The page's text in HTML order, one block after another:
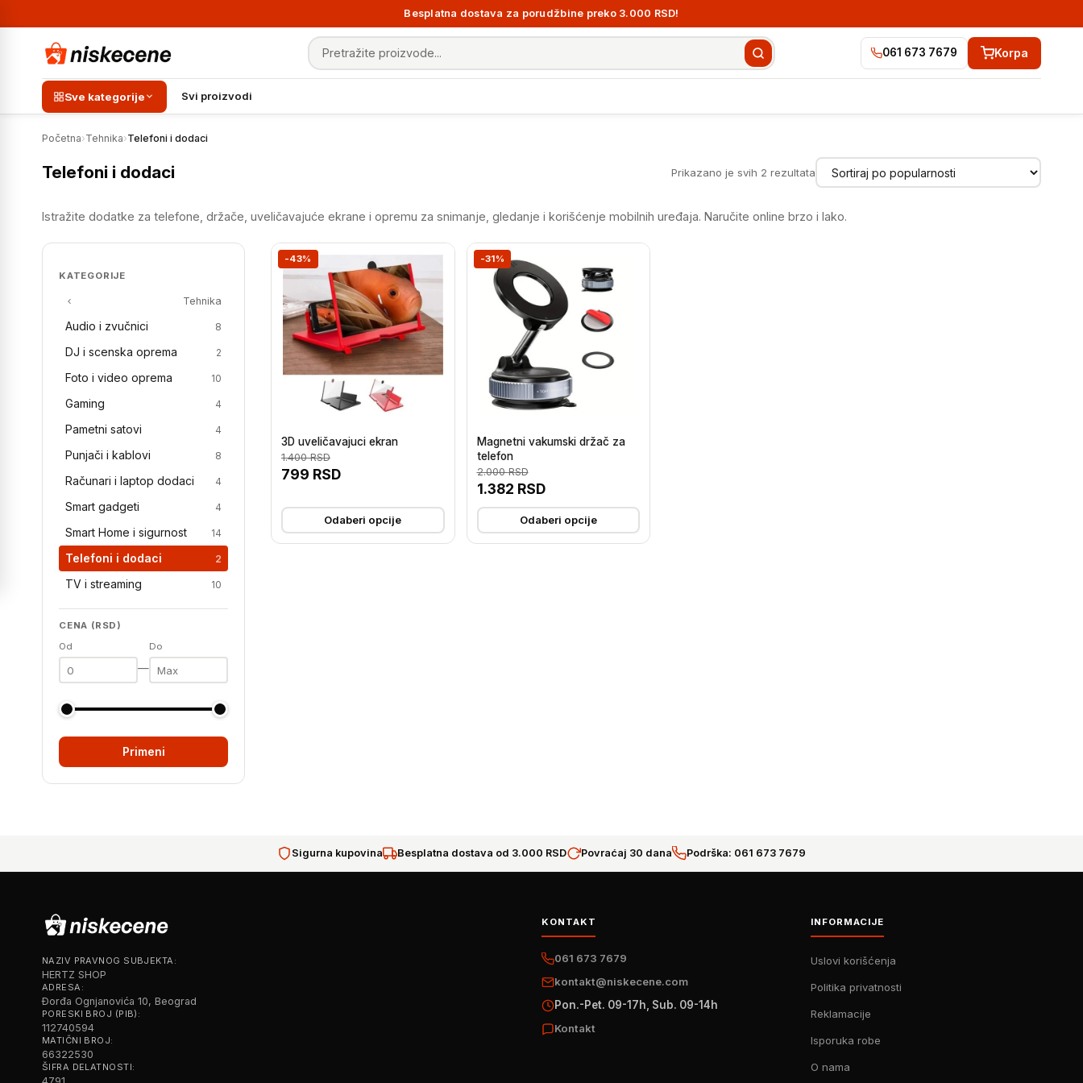
Besplatna dostava za porudžbine preko 3.000 RSD!
Pretraga proizvoda 061 673 7679 Korpa
Sve kategorije Svi proizvodi
Početna›Tehnika›Telefoni i dodaci
Telefoni i dodaci Prikazano je svih 2 rezultata Sortirano
po
Istražite dodatke za telefone, držače, uveličavajuće ekrane i opremu za snimanje, gledanje i korišćenje mobilnih uređaja. Naručite online brzo i lako.
KATEGORIJE
Tehnika
Audio i zvučnici 8
DJ i scenska oprema 2
Foto i video oprema 10
Gaming 4
Pametni satovi 4
Punjači i kablovi 8
Računari i laptop dodaci 4
Smart gadgeti 4
Smart Home i sigurnost 14
Telefoni i dodaci 2
TV i streaming 10
CENA (RSD)
Od
—
Do
Primeni
-43%
3D uveličavajuci ekran
799 RSD
1.400RSD
Odaberi opcije
-31%
Magnetni vakumski držač za
telefon
1.382 RSD
2.000RSD
Odaberi opcije
Sigurna kupovina Besplatna dostava od 3.000 RSD Povraćaj 30 dana Podrška: 061 673 7679
NAZIV PRAVNOG SUBJEKTA:
HERTZ SHOP
ADRESA:
Đorđa Ognjanovića 10, Beograd
PORESKI BROJ (PIB):
112740594
MATIČNI BROJ:
66322530
ŠIFRA DELATNOSTI:
KONTAKT
061 673 7679
kontakt@niskecene.com
Pon.-Pet. 09-17h, Sub. 09-14h
Kontakt
INFORMACIJE
Uslovi korišćenja
Politika privatnosti
Reklamacije
Isporuka robe
O nama